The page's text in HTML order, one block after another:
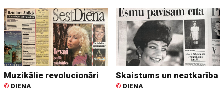
Muzikālie revolucionāri
© DIENA
Skaistums un neatkarība
© DIENA